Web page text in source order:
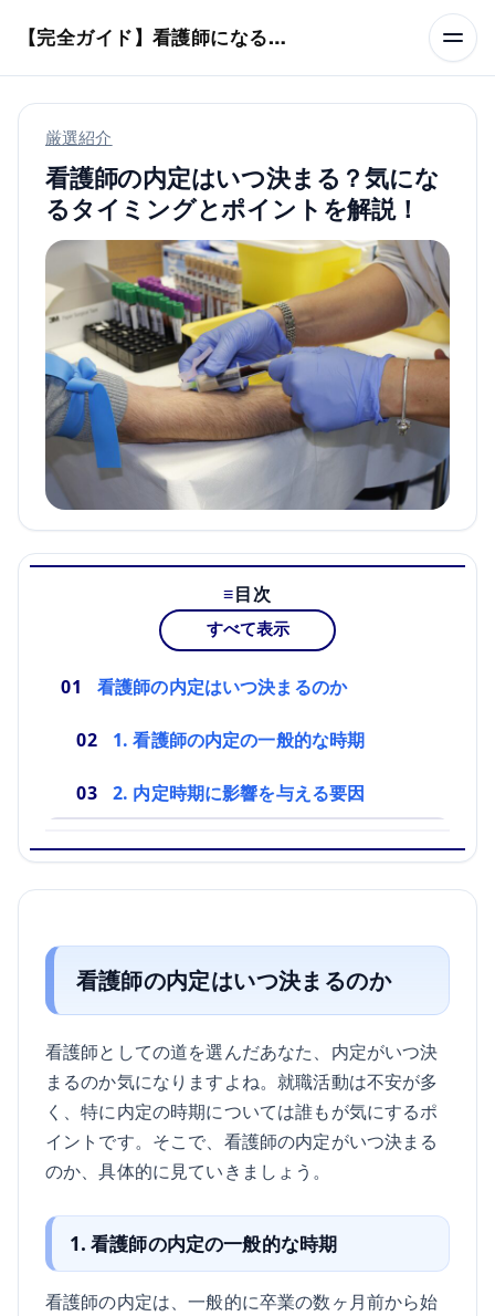
【完全ガイド】看護師になるまでのステップ＆スケジュール
厳選紹介
看護師の内定はいつ決まる？気にな
るタイミングとポイントを解説！
目次
すべて表示
看護師の内定はいつ決まるのか
1. 看護師の内定の一般的な時期
2. 内定時期に影響を与える要因
看護師の内定はいつ決まるのか
看護師としての道を選んだあなた、内定がいつ決
まるのか気になりますよね。就職活動は不安が多
く、特に内定の時期については誰もが気にするポ
イントです。そこで、看護師の内定がいつ決まる
のか、具体的に見ていきましょう。
1. 看護師の内定の一般的な時期
看護師の内定は、一般的に卒業の数ヶ月前から始